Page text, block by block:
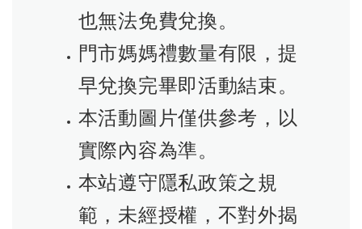
也無法免費兌換。
門市媽媽禮數量有限，提
早兌換完畢即活動結束。
本活動圖片僅供參考，以
實際內容為準。
本站遵守隱私政策之規
範，未經授權，不對外揭